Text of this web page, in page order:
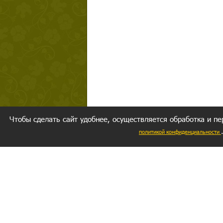
Чтобы сделать сайт удобнее, осуществляется обработка и
политикой конфиденциальности